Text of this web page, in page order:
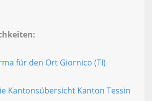
für den Ort Giornico (TI)
Kantonsübersicht Kanton Tessin